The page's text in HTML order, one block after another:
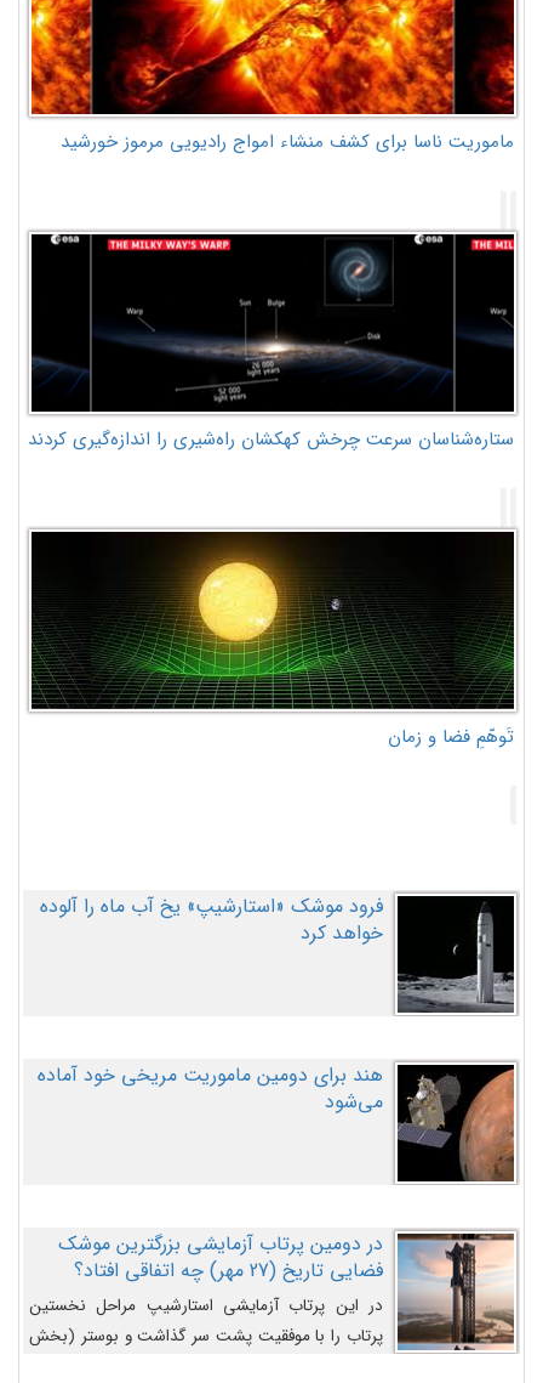
ماموریت ناسا برای کشف منشاء امواج رادیویی مرموز خورشید
ستاره‌شناسان سرعت چرخش کهکشان راه‌شیری را اندازه‌گیری کردند
تَوهّمِ فضا و زمان
فرود موشک «استارشیپ» یخ آب ماه را آلوده
خواهد کرد
هند برای دومین ماموریت مریخی خود آماده
می‌شود
در دومین پرتاب آزمایشی بزرگترین موشک
فضایی تاریخ (27 مهر‌) چه اتفاقی افتاد؟
در این پرتاب آزمایشی استارشیپ مراحل نخستین
پرتاب را با موفقیت پشت سر گذاشت و بوستر (بخش